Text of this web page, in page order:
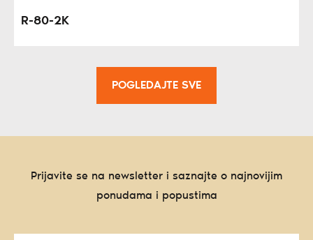
R-80-2K
POGLEDAJTE SVE
Prijavite se na newsletter i saznajte o najnovijim
ponudama i popustima